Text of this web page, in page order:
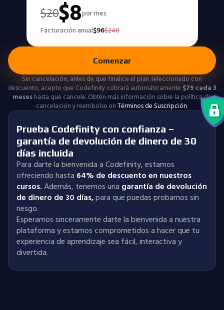
$20$8por mes
Facturación anual$96$240
Comenzar
Sin cancelación, antes de que finalice el plan seleccionado con
descuento, acepto que Codefinity cobrará automáticamente $79 cada 3
meseshasta que cancele. Obtén más información sobre la política de
cancelación y reembolso enTérminos de Suscripción.
Prueba Codefinity con confianza –
garantía de devolución de dinero de 30
días incluida
Para darte la bienvenida a Codefinity, estamos
ofreciendo hasta 64% de descuento en nuestros
cursos.Además, tenemos una garantía de devolución
de dinero de 30 días,para que puedas probarnos sin
riesgo.
Esperamos sinceramente darte la bienvenida a nuestra
plataforma y estamos comprometidos a hacer que tu
experiencia de aprendizaje sea fácil, interactiva y
divertida.